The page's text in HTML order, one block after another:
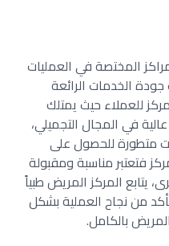
المختصة في العمليات
الخدمات الرائعة
للعملاء حيث يمتلك
في المجال التجميلي،
متطورة للحصول على
فتعتبر مناسبة ومقبولة
يتابع المركز المريض طبياً
من نجاح العملية بشكل
بالكامل.